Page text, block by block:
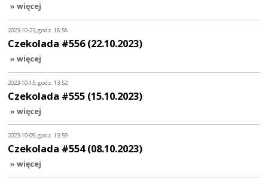
» więcej
2023-10-23, godz. 18:58
Czekolada #556 (22.10.2023)
» więcej
2023-10-15, godz. 13:52
Czekolada #555 (15.10.2023)
» więcej
2023-10-09, godz. 13:59
Czekolada #554 (08.10.2023)
» więcej